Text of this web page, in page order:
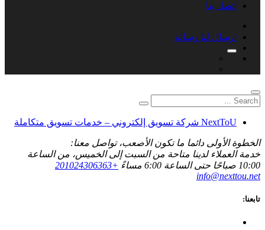
اتصل بنا
ارسال لنا رسالة
NextToU شركة تسويق إلكتروني – خدمات تسويق متكاملة
الخطوة الأولى دائما ما تكون الأصعب، تواصل معنا:
خدمة العملاء لدينا متاحة من السبت إلى الخميس، من الساعة
10:00 صباحًا حتى الساعة 6:00 مساءً
+201024306363
info@nexttou.net
تابعنا: